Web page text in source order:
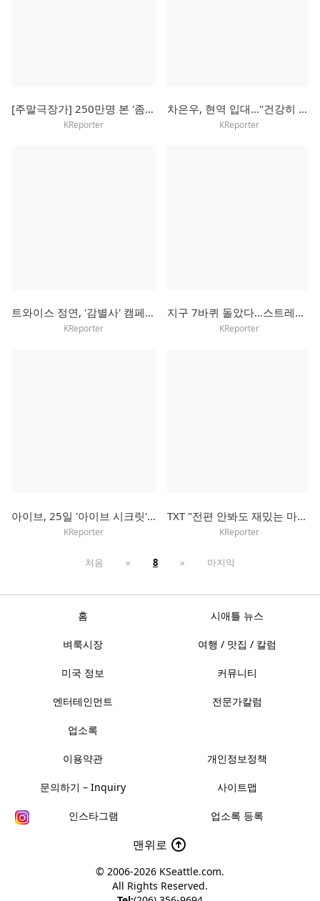
[주말극장가] 250만명 본 '좀비딸', 주말에도 흥행 독주 예고
KReporter
차은우, 현역 입대…"건강히 잘 다녀오겠다"
KReporter
트와이스 정연, '감별사' 캠페인으로 초록우산에 3천만원 기부
KReporter
지구 7바퀴 돌았다…스트레이키즈, 로마서 월드투어 마무리
KReporter
아이브, 25일 '아이브 시크릿'으로 컴백…타이틀곡은 'XOXZ'
KReporter
TXT "전편 안봐도 재밌는 마블 영화처럼…우리 서사에 빠져들길"
KReporter
처음 « 8 » 마지막
홈 시애틀 뉴스
벼룩시장 여행 / 맛집 / 칼럼
미국 정보 커뮤니티
엔터테인먼트 전문가칼럼
업소록
이용약관 개인정보정책
문의하기 – Inquiry 사이트맵
인스타그램 업소록 등록
맨위로
© 2006-2026 KSeattle.com.
All Rights Reserved.